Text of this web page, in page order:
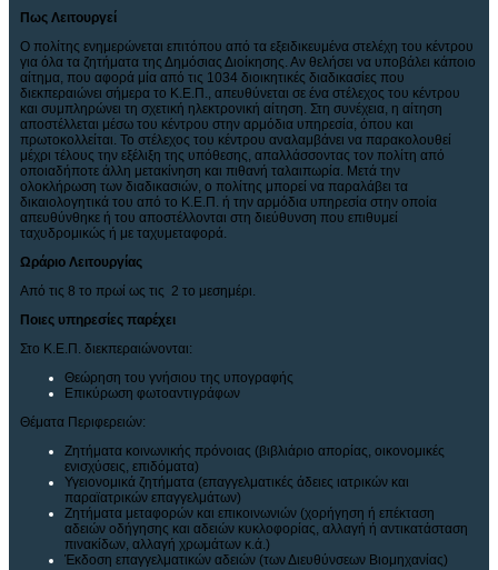
Πως Λειτουργεί
Ο πολίτης ενημερώνεται επιτόπου από τα εξειδικευμένα στελέχη του κέντρου
για όλα τα ζητήματα της Δημόσιας Διοίκησης. Αν θελήσει να υποβάλει κάποιο
αίτημα, που αφορά μία από τις 1034 διοικητικές διαδικασίες που
διεκπεραιώνει σήμερα το Κ.Ε.Π., απευθύνεται σε ένα στέλεχος του κέντρου
και συμπληρώνει τη σχετική ηλεκτρονική αίτηση. Στη συνέχεια, η αίτηση
αποστέλλεται μέσω του κέντρου στην αρμόδια υπηρεσία, όπου και
πρωτοκολλείται. Το στέλεχος του κέντρου αναλαμβάνει να παρακολουθεί
μέχρι τέλους την εξέλιξη της υπόθεσης, απαλλάσσοντας τον πολίτη από
οποιαδήποτε άλλη μετακίνηση και πιθανή ταλαιπωρία. Μετά την
ολοκλήρωση των διαδικασιών, ο πολίτης μπορεί να παραλάβει τα
δικαιολογητικά του από το Κ.Ε.Π. ή την αρμόδια υπηρεσία στην οποία
απευθύνθηκε ή του αποστέλλονται στη διεύθυνση που επιθυμεί
ταχυδρομικώς ή με ταχυμεταφορά.
Ωράριο Λειτουργίας
Από τις 8 το πρωί ως τις 2 το μεσημέρι.
Ποιες υπηρεσίες παρέχει
Στο Κ.Ε.Π. διεκπεραιώνονται:
Θεώρηση του γνήσιου της υπογραφής
Επικύρωση φωτοαντιγράφων
Θέματα Περιφερειών:
Ζητήματα κοινωνικής πρόνοιας (βιβλιάριο απορίας, οικονομικές
ενισχύσεις, επιδόματα)
Υγειονομικά ζητήματα (επαγγελματικές άδειες ιατρικών και
παραϊατρικών επαγγελμάτων)
Ζητήματα μεταφορών και επικοινωνιών (χορήγηση ή επέκταση
αδειών οδήγησης και αδειών κυκλοφορίας, αλλαγή ή αντικατάσταση
πινακίδων, αλλαγή χρωμάτων κ.ά.)
Έκδοση επαγγελματικών αδειών (των Διευθύνσεων Βιομηχανίας)